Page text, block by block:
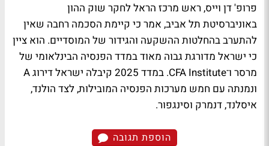
פרופ' דן וייס, ראש מרכז הראל לחקר שוק ההון
באוניברסיטת תל אביב, אמר כי קיימת הסכמה רחבה שאין
להתערב בהחלטות ההשקעה והגידור של המוסדיים. הוא ציין
כי ישראל מדורגת גבוה מאוד במדד הפנסיה הבינלאומי של
מרסר ו־CFA Institute. במדד 2025 קיבלה ישראל דירוג A
ונמנתה עם חמש מערכות הפנסיה המובילות, לצד הולנד,
איסלנד, דנמרק וסינגפור.
הוספת תגובה